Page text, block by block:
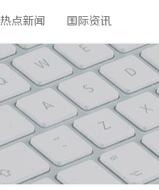
热点新闻 国际资讯